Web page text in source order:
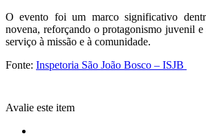
O evento foi um marco significativo
novena, reforçando o protagonismo juvenil
serviço à missão e à comunidade.
Fonte: Inspetoria São João Bosco – ISJB
Avalie este item